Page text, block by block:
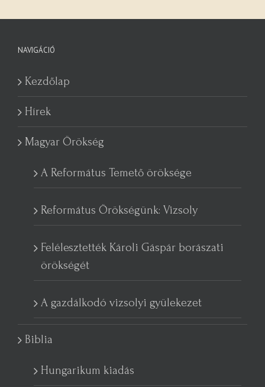
NAVIGÁCIÓ
Kezdőlap
Hírek
Magyar Örökség
A Református Temető öröksége
Református Örökségünk: Vizsoly
Felélesztették Károli Gáspár borászati
örökségét
A gazdálkodó vizsolyi gyülekezet
Biblia
Hungarikum kiadás